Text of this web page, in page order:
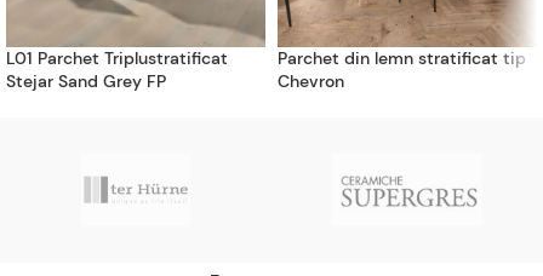
L01 Parchet Triplustratificat
Stejar Sand Grey FP
Parchet din lemn stratificat tip
Chevron